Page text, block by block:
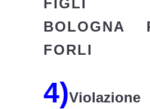
FIGLI
BOLOGNA
FORLI
4)